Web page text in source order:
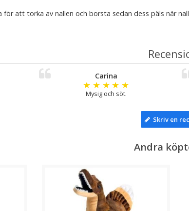
att torka av nallen och borsta sedan dess päls när
Carina
★ ★ ★ ★ ★
Mysig och söt.
Skriv en
Andra